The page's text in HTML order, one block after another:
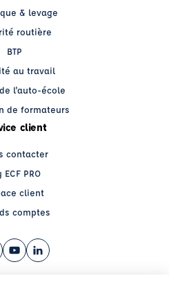
& levage
routière
BTP
au travail
l'auto-école
de formateurs
client
contacter
ECF PRO
client
comptes
(nouvelle fenêtre)
YouTube (nouvelle fenêtre)
LinkedIn (nouvelle fenêtre)